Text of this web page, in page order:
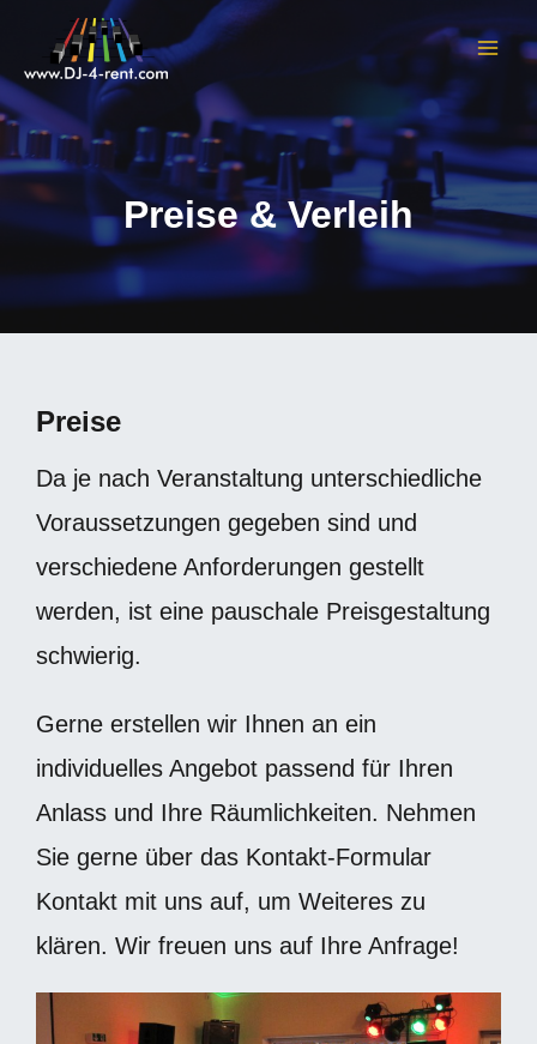
springen
Preise & Verleih
Preise
Da je nach Veranstaltung unterschiedliche
Voraussetzungen gegeben sind und
verschiedene Anforderungen gestellt
werden, ist eine pauschale Preisgestaltung
schwierig.
Gerne erstellen wir Ihnen an ein
individuelles Angebot passend für Ihren
Anlass und Ihre Räumlichkeiten. Nehmen
Sie gerne über das Kontakt-Formular
Kontakt mit uns auf, um Weiteres zu
klären. Wir freuen uns auf Ihre Anfrage!